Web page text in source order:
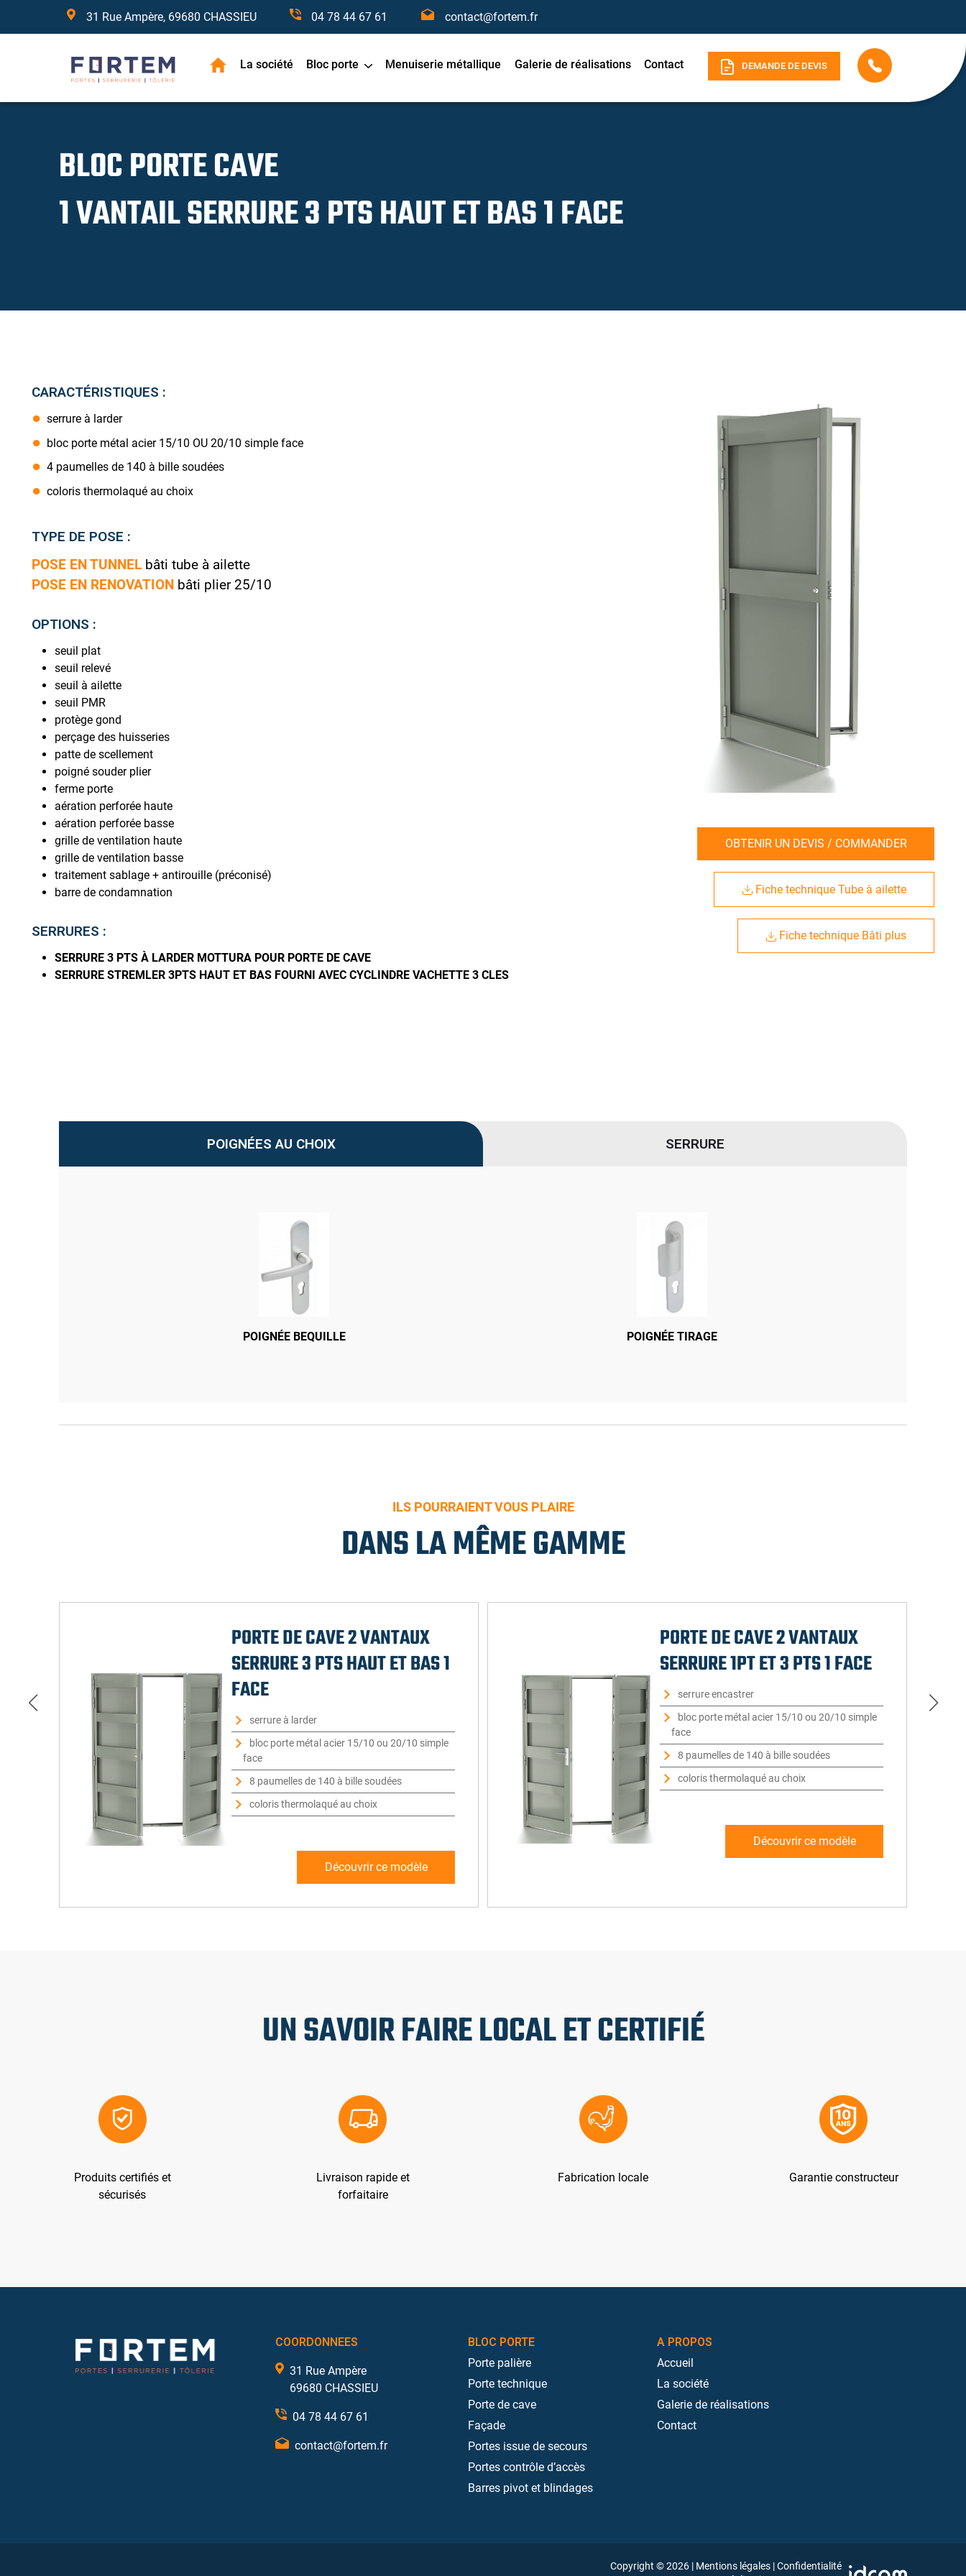
31 Rue Ampère, 69680 CHASSIEU 04 78 44 67 61 contact@fortem.fr
La société Bloc porte Menuiserie métallique Galerie de réalisations Contact DEMANDE DE DEVIS
BLOC PORTE CAVE
1 VANTAIL SERRURE 3 PTS HAUT ET BAS 1 FACE
CARACTÉRISTIQUES :
serrure à larder
bloc porte métal acier 15/10 OU 20/10 simple face
4 paumelles de 140 à bille soudées
coloris thermolaqué au choix
TYPE DE POSE :
POSE EN TUNNEL bâti tube à ailette
POSE EN RENOVATION bâti plier 25/10
OPTIONS :
seuil plat
seuil relevé
seuil à ailette
seuil PMR
protège gond
perçage des huisseries
patte de scellement
poigné souder plier
ferme porte
aération perforée haute
aération perforée basse
grille de ventilation haute
grille de ventilation basse
traitement sablage + antirouille (préconisé)
barre de condamnation
SERRURES :
SERRURE 3 PTS À LARDER MOTTURA POUR PORTE DE CAVE
SERRURE STREMLER 3PTS HAUT ET BAS FOURNI AVEC CYCLINDRE VACHETTE 3 CLES
OBTENIR UN DEVIS / COMMANDER
Fiche technique Tube à ailette
Fiche technique Bâti plus
POIGNÉES AU CHOIX
POIGNÉE BEQUILLE POIGNÉE TIRAGE
SERRURE
SERRURE 3 PTS À LARDER MOTTURA POUR PORTE DE CAVE SERRURE STREMLER 3PTS HAUT ET BASFOURNI AVEC CYCLINDRE
ILS POURRAIENT VOUS PLAIRE
DANS LA MÊME GAMME
PORTE DE CAVE 2 VANTAUX
SERRURE 3 PTS HAUT ET BAS 1
FACE
serrure à larder
bloc porte métal acier 15/10 ou 20/10 simple
face
8 paumelles de 140 à bille soudées
coloris thermolaqué au choix
Découvrir ce modèle
PORTE DE CAVE 2 VANTAUX
SERRURE 1PT ET 3 PTS 1 FACE
serrure encastrer
bloc porte métal acier 15/10 ou 20/10 simple
face
8 paumelles de 140 à bille soudées
coloris thermolaqué au choix
Découvrir ce modèle
UN SAVOIR FAIRE LOCAL ET CERTIFIÉ
Produits certifiés et
sécurisés
Livraison rapide et
forfaitaire
Fabrication locale Garantie constructeur
COORDONNEES
31 Rue Ampère
69680 CHASSIEU
04 78 44 67 61
contact@fortem.fr
BLOC PORTE
Porte palière
Porte technique
Porte de cave
Façade
Portes issue de secours
Portes contrôle d’accès
Barres pivot et blindages
A PROPOS
Accueil
La société
Galerie de réalisations
Contact
Copyright © 2026 | Mentions légales |Confidentialité